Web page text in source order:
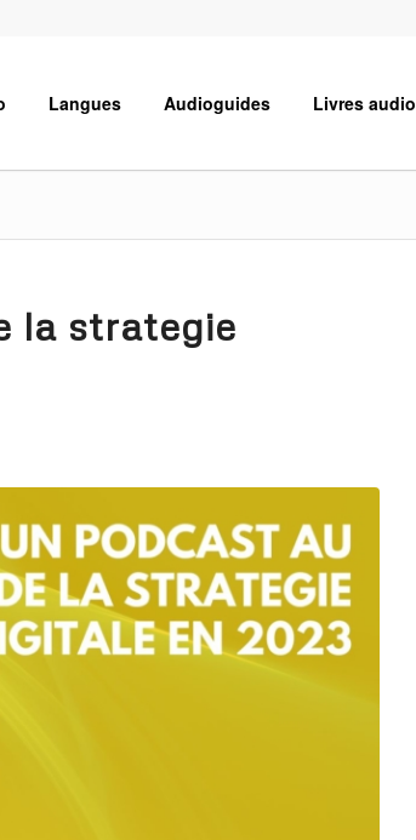
Langues Audioguides Livres audio
la strategie